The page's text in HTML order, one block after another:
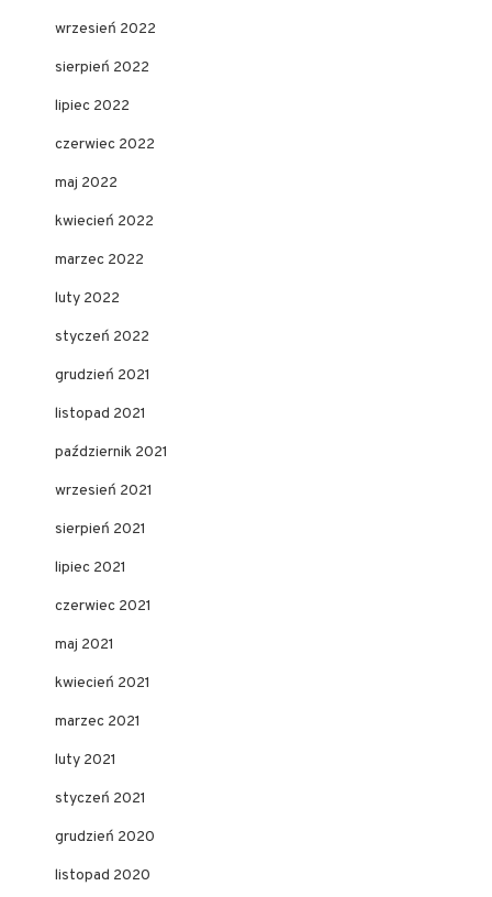
wrzesień 2022
sierpień 2022
lipiec 2022
czerwiec 2022
maj 2022
kwiecień 2022
marzec 2022
luty 2022
styczeń 2022
grudzień 2021
listopad 2021
październik 2021
wrzesień 2021
sierpień 2021
lipiec 2021
czerwiec 2021
maj 2021
kwiecień 2021
marzec 2021
luty 2021
styczeń 2021
grudzień 2020
listopad 2020